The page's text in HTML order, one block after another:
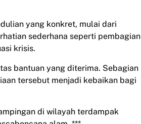
yang konkret, mulai dari
sederhana seperti pembagian
krisis.
bantuan yang diterima. Sebagian
tersebut menjadi kebaikan bagi
di wilayah terdampak